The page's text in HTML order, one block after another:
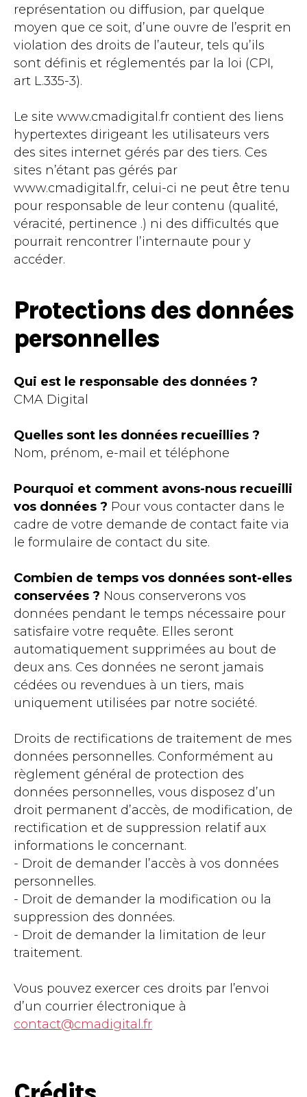
représentation ou diffusion, par quelque
moyen que ce soit, d’une ouvre de l’esprit en
violation des droits de l’auteur, tels qu’ils
sont définis et réglementés par la loi (CPI,
art L.335-3).
Le site www.cmadigital.fr contient des liens
hypertextes dirigeant les utilisateurs vers
des sites internet gérés par des tiers. Ces
sites n’étant pas gérés par
www.cmadigital.fr, celui-ci ne peut être tenu
pour responsable de leur contenu (qualité,
véracité, pertinence .) ni des difficultés que
pourrait rencontrer l’internaute pour y
accéder.
Protections des données
personnelles
Qui est le responsable des données ?
CMA Digital
Quelles sont les données recueillies ?
Nom, prénom, e-mail et téléphone
Pourquoi et comment avons-nous recueilli
vos données ? Pour vous contacter dans le
cadre de votre demande de contact faite via
le formulaire de contact du site.
Combien de temps vos données sont-elles
conservées ? Nous conserverons vos
données pendant le temps nécessaire pour
satisfaire votre requête. Elles seront
automatiquement supprimées au bout de
deux ans. Ces données ne seront jamais
cédées ou revendues à un tiers, mais
uniquement utilisées par notre société.
Droits de rectifications de traitement de mes
données personnelles. Conformément au
règlement général de protection des
données personnelles, vous disposez d’un
droit permanent d’accès, de modification, de
rectification et de suppression relatif aux
informations le concernant.
- Droit de demander l’accès à vos données
personnelles.
- Droit de demander la modification ou la
suppression des données.
- Droit de demander la limitation de leur
traitement.
Vous pouvez exercer ces droits par l’envoi
d’un courrier électronique à
contact@cmadigital.fr